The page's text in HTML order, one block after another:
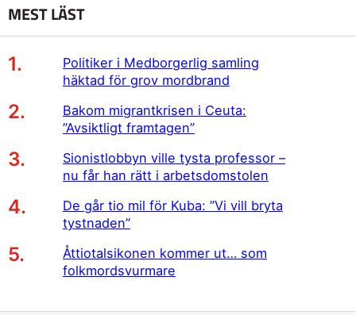
MEST LÄST
Politiker i Medborgerlig samling
häktad för grov mordbrand
Bakom migrantkrisen i Ceuta:
”Avsiktligt framtagen”
Sionistlobbyn ville tysta professor –
nu får han rätt i arbetsdomstolen
De går tio mil för Kuba: ”Vi vill bryta
tystnaden”
Åttiotalsikonen kommer ut… som
folkmordsvurmare